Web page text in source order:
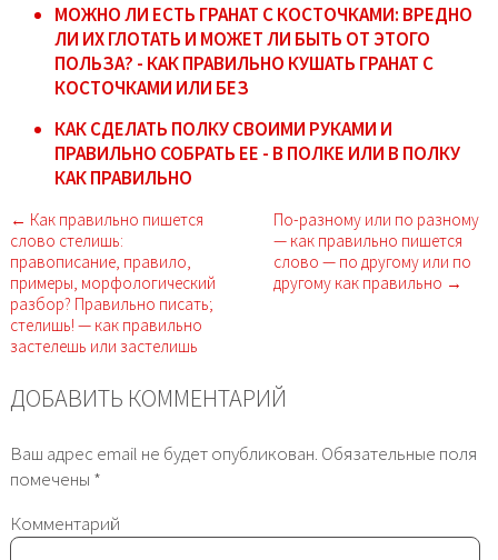
МОЖНО ЛИ ЕСТЬ ГРАНАТ С КОСТОЧКАМИ: ВРЕДНО
ЛИ ИХ ГЛОТАТЬ И МОЖЕТ ЛИ БЫТЬ ОТ ЭТОГО
ПОЛЬЗА? - КАК ПРАВИЛЬНО КУШАТЬ ГРАНАТ С
КОСТОЧКАМИ ИЛИ БЕЗ
КАК СДЕЛАТЬ ПОЛКУ СВОИМИ РУКАМИ И
ПРАВИЛЬНО СОБРАТЬ ЕЕ - В ПОЛКЕ ИЛИ В ПОЛКУ
КАК ПРАВИЛЬНО
← Как правильно пишется
слово стелишь:
правописание, правило,
примеры, морфологический
разбор? Правильно писать;
стелишь! — как правильно
застелешь или застелишь
По-разному или по разному
— как правильно пишется
слово — по другому или по
другому как правильно →
ДОБАВИТЬ КОММЕНТАРИЙ
Ваш адрес email не будет опубликован. Обязательные поля
помечены *
Комментарий